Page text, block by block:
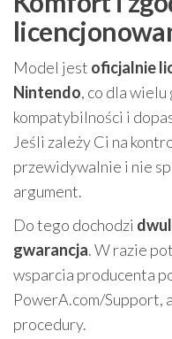
Model jest oficjalnie
Nintendo, co dla wielu
kompatybilności i
Jeśli zależy Ci na
przewidywalnie i nie
argument.
Do tego dochodzi
gwarancja. W razie
wsparcia producenta
PowerA.com/Support,
procedury.